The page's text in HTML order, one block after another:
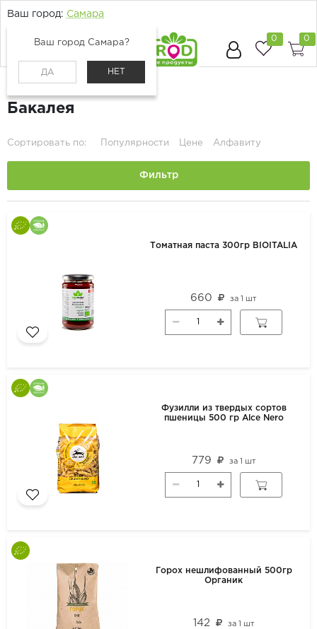
Ваш город: Самара
Ваш город Самара?
ДА НЕТ
0 0
Бакалея
Сортировать по: Популярности Цене Алфавиту
Фильтр
Томатная паста 300гр BIOITALIA
660 за1 шт
Фузилли из твердых сортов
пшеницы 500 гр Alce Nero
779 за 1 шт
Горох нешлифованный 500гр
Органик
142 за 1 шт